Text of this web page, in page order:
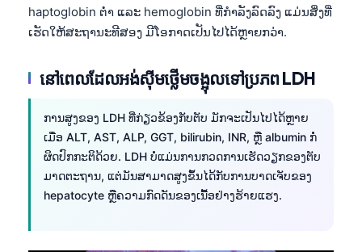
haptoglobin ຕ່ຳ ແລະ hemoglobin ທີ່ກຳລັງລົດລົງ ແມ່ນສິ່ງທີ່
ເຮັດໃຫ້ສະຖານະທີສອງ ມີໂອກາດເປັນໄປໄດ້ຫຼາຍກວ່າ.
នៅពេលដែលអង់ស៊ីមថ្លើមចង្អុលទៅប្រភព LDH
ການສູງຂອງ LDH ທີ່ກ່ຽວຂ້ອງກັບຕັບ ມັກຈະເປັນໄປໄດ້ຫຼາຍ
ເມື່ອ ALT, AST, ALP, GGT, bilirubin, INR, ຫຼື albumin ກໍ່
ຜິດປົກກະຕິດ້ວຍ. LDH ບໍ່ແມ່ນການກວດການເຮັດວຽກຂອງຕັບ
ມາດຕະຖານ, ແຕ່ມັນສາມາດສູງຂຶ້ນໄດ້ກັບການບາດເຈັບຂອງ
hepatocyte ຫຼືຄວາມກົດດັນຂອງເນື້ອຢ່າງຮ້າຍແຮງ.